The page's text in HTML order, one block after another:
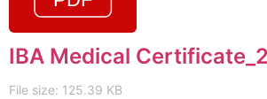
IBA Medical
File size: 125.39 KB